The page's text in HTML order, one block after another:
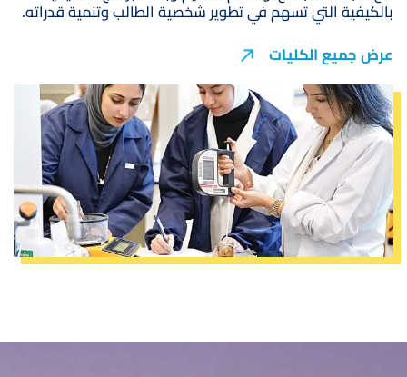
بالكيفية التي تسهم في تطوير شخصية الطالب وتنمية قدراته.
عرض جميع الكليات
صورة